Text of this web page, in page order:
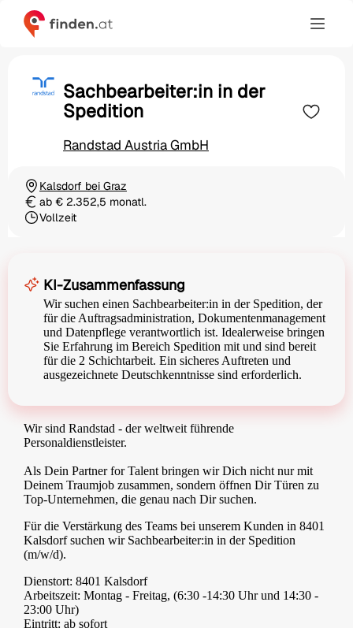
Sachbearbeiter:in in der
Spedition
Randstad Austria GmbH
Ortschaft
Kalsdorf bei Graz
Gehaltab € 2.352,5 monatl.
Beschäftigungsart
Vollzeit
KI-Zusammenfassung
Wir suchen einen Sachbearbeiter:in in der Spedition, der
für die Auftragsadministration, Dokumentenmanagement
und Datenpflege verantwortlich ist. Idealerweise bringen
Sie Erfahrung im Bereich Spedition mit und sind bereit
für die 2 Schichtarbeit. Ein sicheres Auftreten und
ausgezeichnete Deutschkenntnisse sind erforderlich.
Wir sind Randstad - der weltweit führende
Personaldienstleister.
Als Dein Partner for Talent bringen wir Dich nicht nur mit
Deinem Traumjob zusammen, sondern öffnen Dir Türen zu
Top-Unternehmen, die genau nach Dir suchen.
Für die Verstärkung des Teams bei unserem Kunden in 8401
Kalsdorf suchen wir Sachbearbeiter:in in der Spedition
(m/w/d).
Dienstort: 8401 Kalsdorf
Arbeitszeit: Montag - Freitag, (6:30 -14:30 Uhr und 14:30 -
23:00 Uhr)
Eintritt: ab sofort